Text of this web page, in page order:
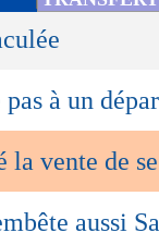
à un
la vente de
aussi